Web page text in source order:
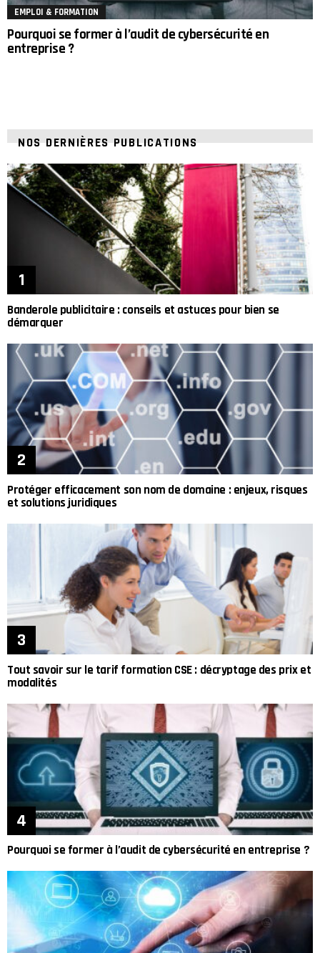
EMPLOI & FORMATION
Pourquoi se former à l’audit de cybersécurité en
entreprise ?
NOS DERNIÈRES PUBLICATIONS
Banderole publicitaire : conseils et astuces pour bien se
démarquer
Protéger efficacement son nom de domaine : enjeux, risques
et solutions juridiques
Tout savoir sur le tarif formation CSE : décryptage des prix et
modalités
Pourquoi se former à l’audit de cybersécurité en entreprise ?